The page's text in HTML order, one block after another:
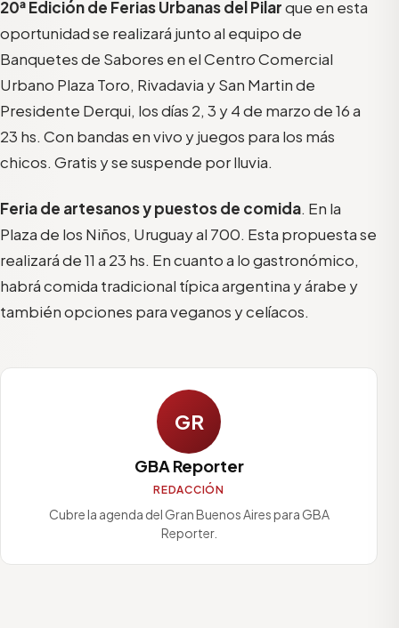
20ª Edición de Ferias Urbanas del Pilarque en esta
oportunidad se realizará junto al equipo de
Banquetes de Sabores en el Centro Comercial
Urbano Plaza Toro, Rivadavia y San Martin de
Presidente Derqui, los días 2, 3 y 4 de marzo de 16 a
23 hs. Con bandas en vivo y juegos para los más
chicos. Gratis y se suspende por lluvia.
Feria de artesanos y puestos de comida. En la
Plaza de los Niños, Uruguay al 700. Esta propuesta se
realizará de 11 a 23 hs. En cuanto a lo gastronómico,
habrá comida tradicional típica argentina y árabe y
también opciones para veganos y celíacos.
GR
GBA Reporter
REDACCIÓN
Cubre la agenda del Gran Buenos Aires para GBA
Reporter.